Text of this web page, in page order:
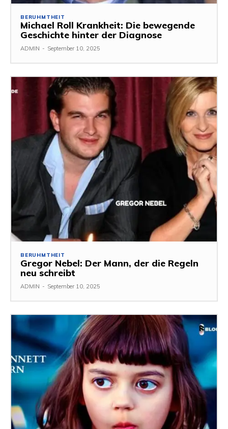
BERUHMTHEIT
Michael Roll Krankheit: Die bewegende
Geschichte hinter der Diagnose
ADMIN - September 10, 2025
BERUHMTHEIT
Gregor Nebel: Der Mann, der die Regeln
neu schreibt
ADMIN - September 10, 2025